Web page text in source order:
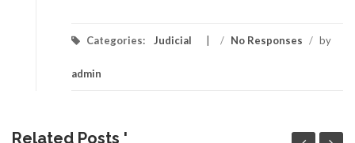
Categories: Judicial / No Responses / by
admin
Related Posts '